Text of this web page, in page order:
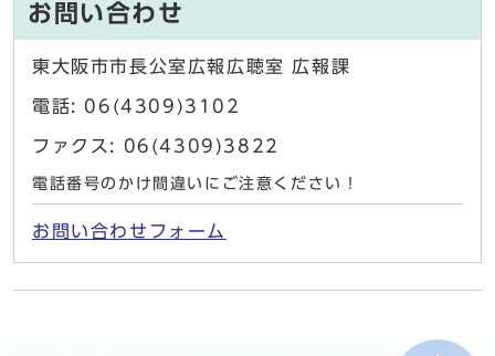
お問い合わせ
東大阪市市長公室広報広聴室 広報課
電話: 06(4309)3102
ファクス: 06(4309)3822
電話番号のかけ間違いにご注意ください！
お問い合わせフォーム